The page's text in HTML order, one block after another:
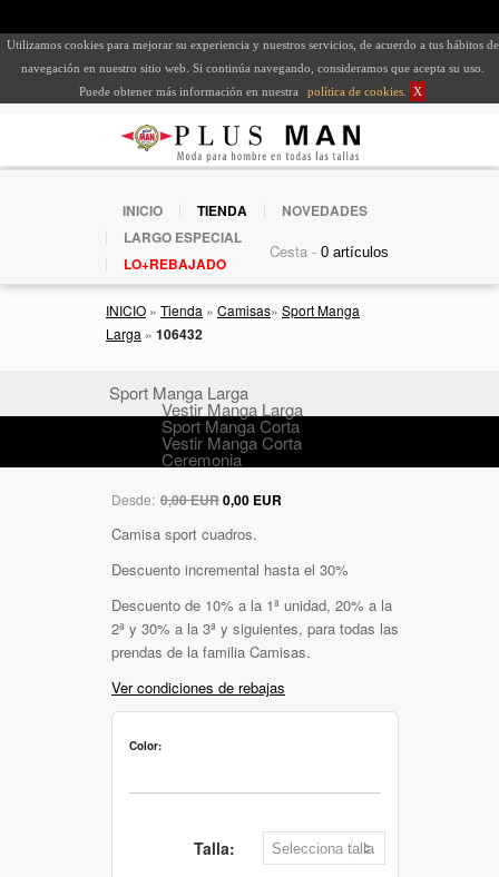
Utilizamos cookies para mejorar su experiencia y nuestros servicios, de acuerdo a tus hábitos de
navegación en nuestro sitio web. Si continúa navegando, consideramos que acepta su uso.
Puede obtener más información en nuestra
política de cookies X
INICIO TIENDA
NOVEDADES
LARGO ESPECIAL
LO+REBAJADO
Cesta -
INICIO » Tienda » Camisas» Sport Manga
Larga » 106432
Sport Manga Larga
Vestir Manga Larga
Sport Manga Corta
Vestir Manga Corta
Ceremonia
Desde: 0,00 EUR0,00 EUR
Camisa sport cuadros.
Descuento incremental hasta el 30%
Descuento de 10% a la 1ª unidad, 20% a la
2ª y 30% a la 3ª y siguientes, para todas las
prendas de la familia Camisas.
Ver condiciones de rebajas
Color:
Talla: